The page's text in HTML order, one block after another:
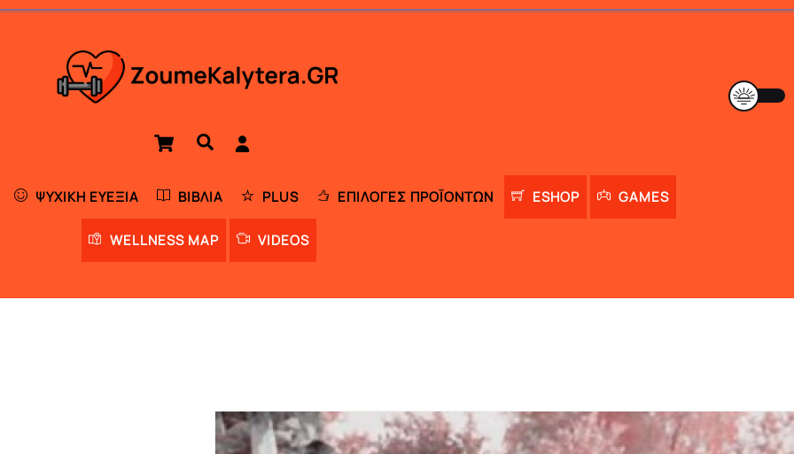
Cart Αναζήτηση
ΨΥΧΙΚΉ ΕΥΕΞΊΑ ΒΙΒΛΊΑ PLUS ΕΠΙΛΟΓΈΣ ΠΡΟΪΌΝΤΩΝ ESHOP GAMES
WELLNESS MAP VIDEOS